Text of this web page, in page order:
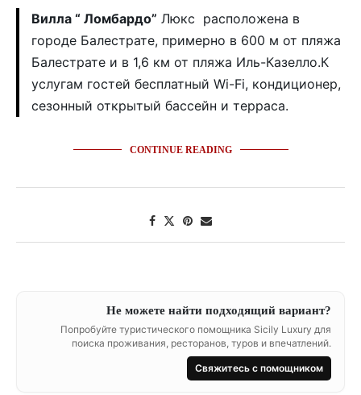
Вилла “ Ломбардо” Люкс расположена в
городе Балестрате, примерно в 600 м от пляжа
Балестрате и в 1,6 км от пляжа Иль-Казелло.К
услугам гостей бесплатный Wi-Fi, кондиционер,
сезонный открытый бассейн и терраса.
CONTINUE READING
Не можете найти подходящий вариант?
Попробуйте туристического помощника Sicily Luxury для
поиска проживания, ресторанов, туров и впечатлений.
Свяжитесь с помощником